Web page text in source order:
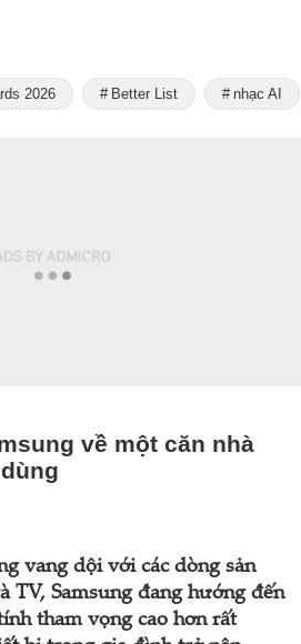
2026 Better List nhạc AI
về một căn nhà
vang dội với các dòng sản
TV, Samsung đang hướng đến
tham vọng cao hơn rất